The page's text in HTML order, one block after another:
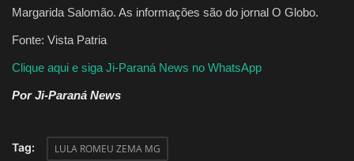
Margarida Salomão. As informações são do jornal O Globo.
Fonte: Vista Patria
Clique aqui e siga Ji-Paraná News no WhatsApp
Por Ji-Paraná News
Tag: LULA ROMEU ZEMA MG